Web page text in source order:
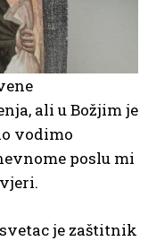
ali u Božjim je
vodimo
poslu mi
je zaštitnik